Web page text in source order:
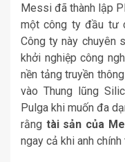
Messi đã thành lập
một công ty đầu tư
Công ty này chuyên
khởi nghiệp công
nền tảng truyền
vào Thung lũng
Pulga khi muốn đa
rằng tài sản của
ngay cả khi anh